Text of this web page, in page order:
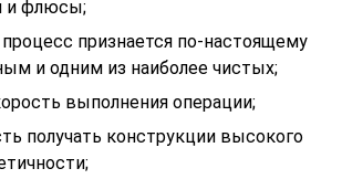
и флюсы;
признается по-настоящему
и одним из наиболее чистых;
выполнения операции;
получать конструкции высокого